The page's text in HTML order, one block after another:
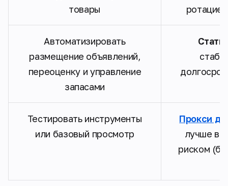
товары
Автоматизировать
размещение объявлений,
переоценку и управление
запасами
Тестировать инструменты
или базовый просмотр
Прокси
лучше
риском